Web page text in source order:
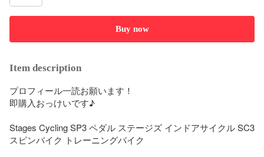
Buy now
Item description
プロフィール一読お願います！
即購入おっけいです♪
Stages Cycling SP3 ペダル ステージズ インドアサイクル SC3
スピンバイク トレーニングバイク